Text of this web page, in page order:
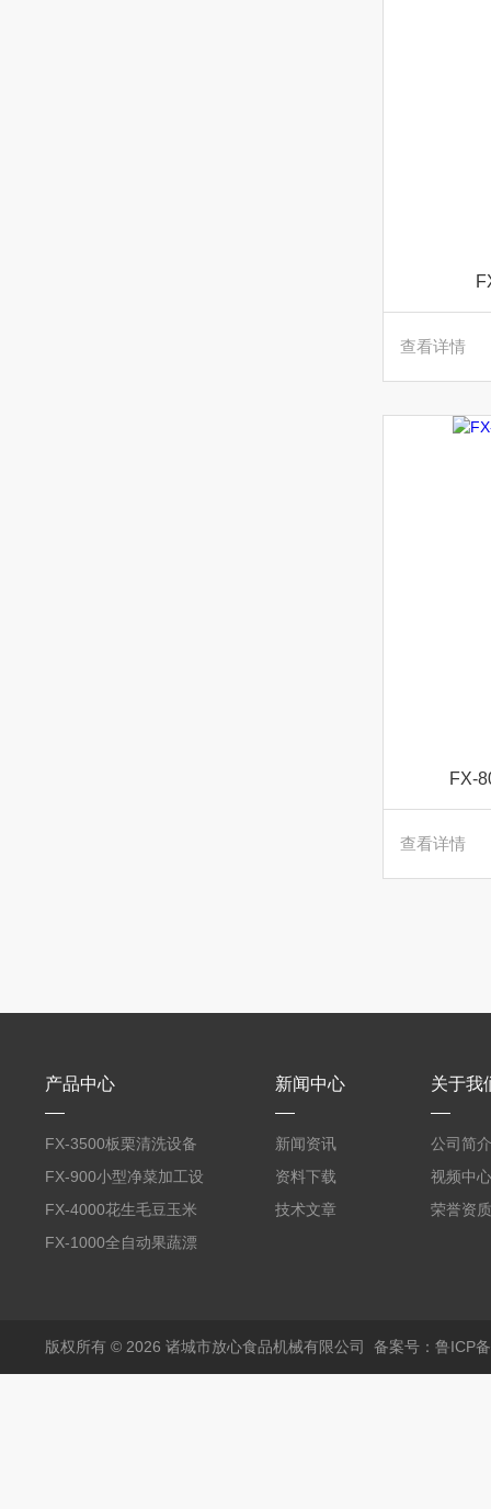
查看详情
FX-
查看详情
产品中心
FX-3500板栗清洗设备
全自动气泡清洗机
FX-900小型净菜加工设
备野菜清洗机
FX-4000花生毛豆玉米
蒸煮漂烫机
FX-1000全自动果蔬漂
新闻中心
新闻资讯
资料下载
技术文章
关于我
公司简介
视频中心
荣誉资质
版权所有 © 2026 诸城市放心食品机械有限公司 备案号：鲁ICP